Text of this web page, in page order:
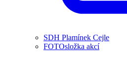
SDH Plamínek Cejle
FOTOsložka akcí